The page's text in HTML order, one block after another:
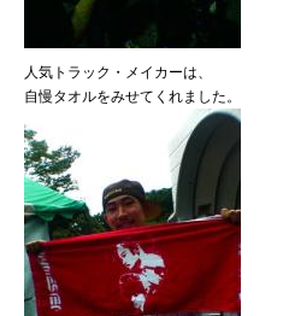
人気トラック・メイカーは、
自慢タオルをみせてくれました。